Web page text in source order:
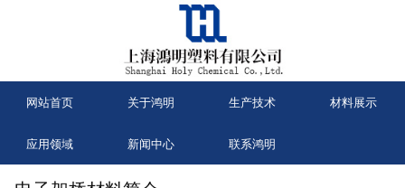
网站首页 关于鸿明 生产技术 材料展示
应用领域 新闻中心 联系鸿明